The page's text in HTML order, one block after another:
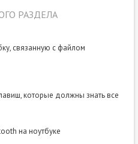
РАЗДЕЛА
связанную с файлом
которые должны знать все
на ноутбуке